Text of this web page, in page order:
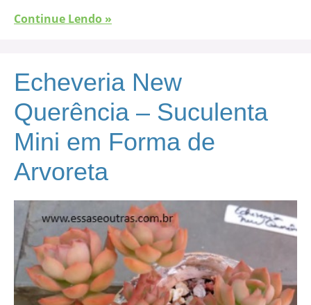
Continue Lendo »
Echeveria New
Querência – Suculenta
Mini em Forma de
Arvoreta